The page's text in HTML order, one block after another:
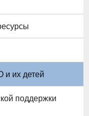
и их детей
поддержки